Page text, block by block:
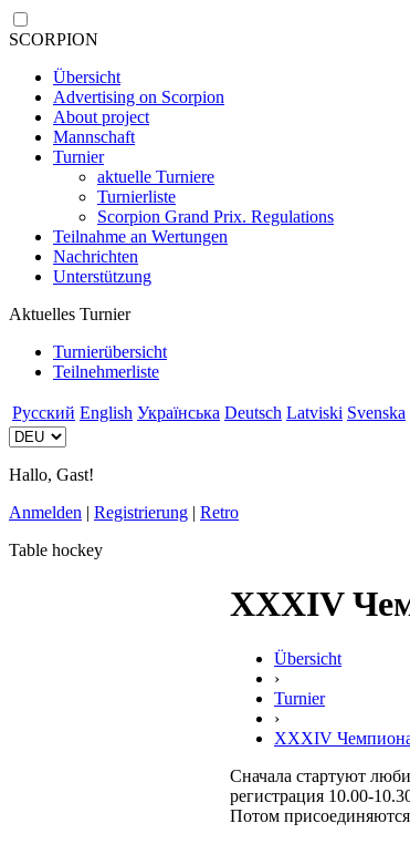
SCORPION
Übersicht
Advertising on Scorpion
About project
Mannschaft
Turnier
aktuelle Turniere
Turnierliste
Scorpion Grand Prix. Regulations
Teilnahme an Wertungen
Nachrichten
Unterstützung
Aktuelles Turnier
Turnierübersicht
Teilnehmerliste
Русский English Українська Deutsch Latviski Svenska
Hallo, Gast!
Anmelden | Registrierung | Retro
Table hockey
XXXIV
Übersicht
›
Turnier
›
XXXIV
Сначала стартуют
регистрация 10.00-
Потом